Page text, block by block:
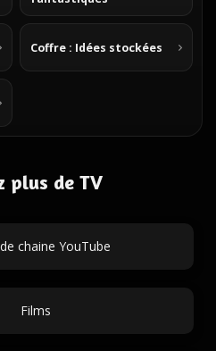
Coffre : Idées stockées
plus de TV
chaine YouTube
Films